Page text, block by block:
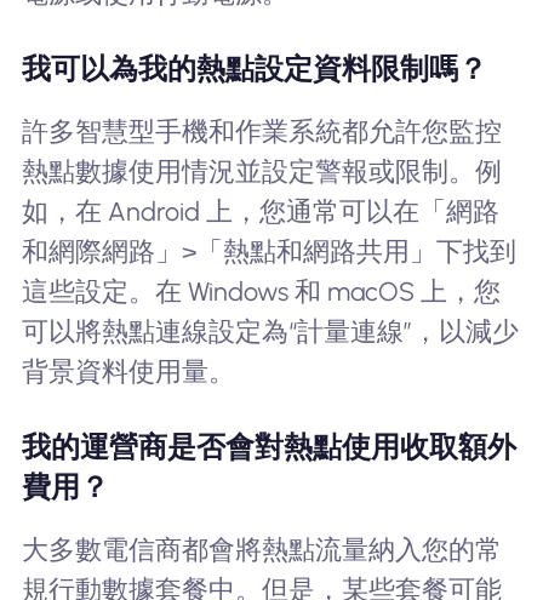
我可以為我的熱點設定資料限制嗎？
許多智慧型手機和作業系統都允許您監控
熱點數據使用情況並設定警報或限制。例
如，在 Android 上，您通常可以在「網路
和網際網路」>「熱點和網路共用」下找到
這些設定。在 Windows 和 macOS 上，您
可以將熱點連線設定為“計量連線”，以減少
背景資料使用量。
我的運營商是否會對熱點使用收取額外
費用？
大多數電信商都會將熱點流量納入您的常
規行動數據套餐中。但是，某些套餐可能